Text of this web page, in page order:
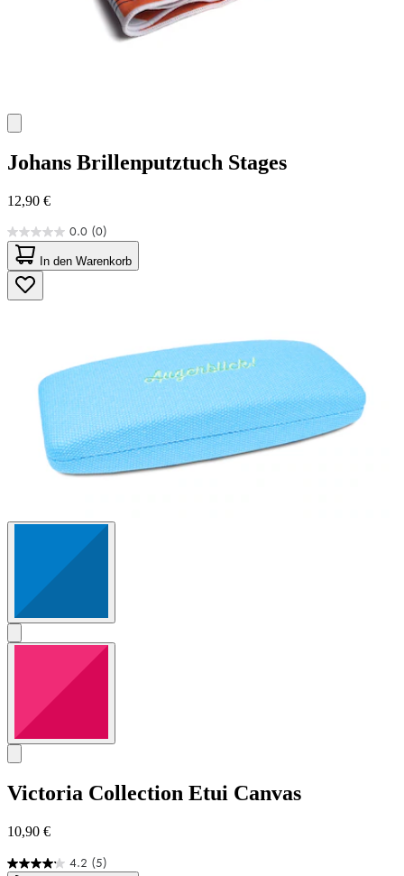
Johans Brillenputztuch Stages
12,90 €
0.0 (0)
0.0
von
5
Sternen.
In den Warenkorb
Victoria Collection Etui Canvas
10,90 €
4.2 (5)
4.2